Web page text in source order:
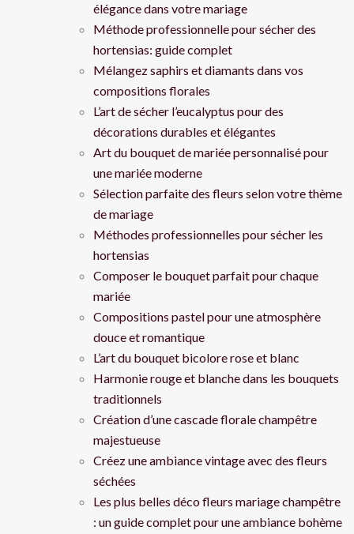
élégance dans votre mariage
Méthode professionnelle pour sécher des
hortensias: guide complet
Mélangez saphirs et diamants dans vos
compositions florales
L’art de sécher l’eucalyptus pour des
décorations durables et élégantes
Art du bouquet de mariée personnalisé pour
une mariée moderne
Sélection parfaite des fleurs selon votre thème
de mariage
Méthodes professionnelles pour sécher les
hortensias
Composer le bouquet parfait pour chaque
mariée
Compositions pastel pour une atmosphère
douce et romantique
L’art du bouquet bicolore rose et blanc
Harmonie rouge et blanche dans les bouquets
traditionnels
Création d’une cascade florale champêtre
majestueuse
Créez une ambiance vintage avec des fleurs
séchées
Les plus belles déco fleurs mariage champêtre
: un guide complet pour une ambiance bohème